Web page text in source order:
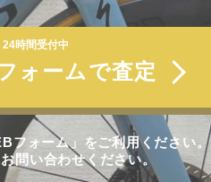
24時間受付中
ォームで査定
フォーム」をご利用ください。
問い合わせください。